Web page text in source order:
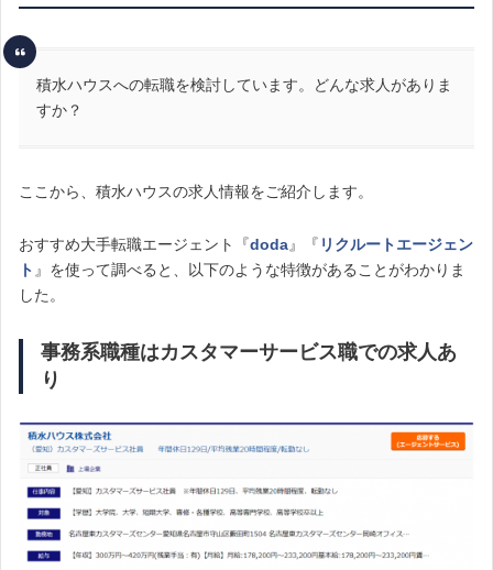
積水ハウスへの転職を検討しています。どんな求人がありま
すか？
ここから、積水ハウスの求人情報をご紹介します。
おすすめ大手転職エージェント『doda』『 リクルートエージェン
ト 』を使って調べると、以下のような特徴があることがわかりま
した。
事務系職種はカスタマーサービス職での求人あ
り